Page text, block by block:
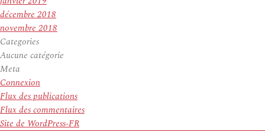
décembre 2018
novembre 2018
Categories
Aucune catégorie
Meta
Connexion
Flux des publications
Flux des commentaires
Site de WordPress-FR